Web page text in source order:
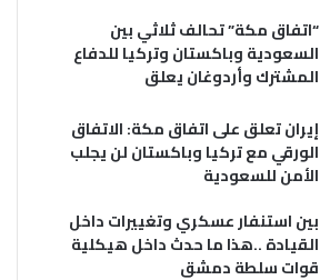
“اتفاق مكة” تحالف ثلاثي بين
السعودية وباكستان وتركيا للدفاع
المشترك وأردوغان يعلق
إيران تعلق على اتفاق مكة: الاتفاق
الورقي مع تركيا وباكستان لن يجلب
الأمن للسعودية
بين استنفار عسكري وتغييرات داخل
القيادة ..هذا ما حدث داخل هيكلية
قوات سلطة دمشق